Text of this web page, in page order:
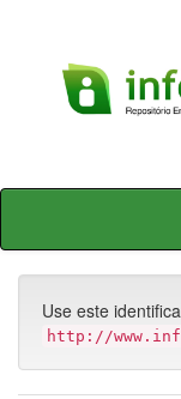
Skip
Use este
http://